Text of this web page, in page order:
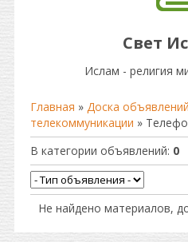
Свет
Ислам - религия
Главная » Доска объявлений
телекоммуникации »
В категории объявлений: 0
Не найдено материалов,